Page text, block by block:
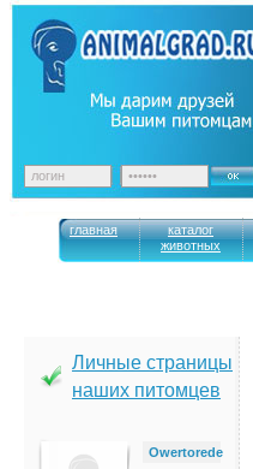
главная
каталог
животных
Личные страницы
наших питомцев
Owertorede